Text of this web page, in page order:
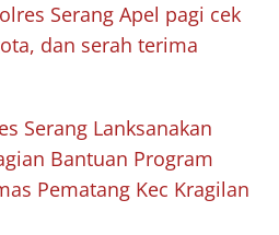
Serang Apel pagi cek
dan serah terima
Serang Lanksanakan
Bantuan Program
Pematang Kec Kragilan